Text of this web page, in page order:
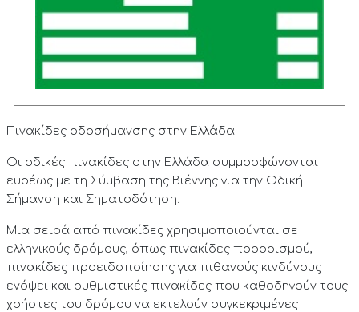
Πινακίδες οδοσήμανσης στην Ελλάδα
Οι οδικές πινακίδες στην Ελλάδα συμμορφώνονται
ευρέως με τη Σύμβαση της Βιέννης για την Οδική
Σήμανση και Σηματοδότηση.
Μια σειρά από πινακίδες χρησιμοποιούνται σε
ελληνικούς δρόμους, όπως πινακίδες προορισμού,
πινακίδες προειδοποίησης για πιθανούς κινδύνους
ενόψει και ρυθμιστικές πινακίδες που καθοδηγούν τους
χρήστες του δρόμου να εκτελούν συγκεκριμένες